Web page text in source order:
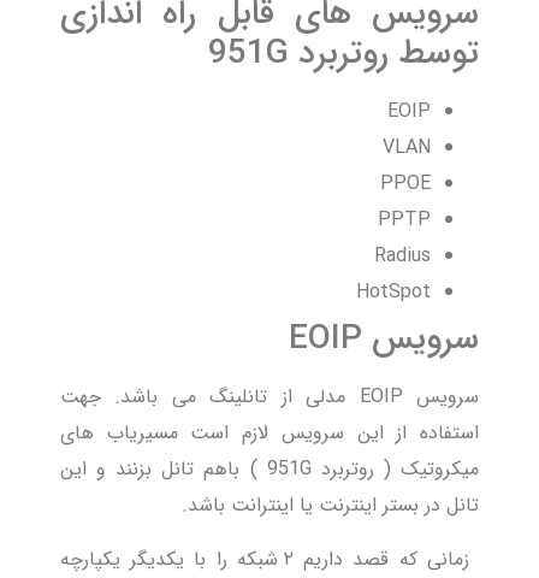
سرویس های قابل راه اندازی
توسط روتربرد 951G
EOIP
VLAN
PPOE
PPTP
Radius
HotSpot
سرویس EOIP
سرویس EOIP مدلی از تانلینگ می باشد. جهت
استفاده از این سرویس لازم است مسیریاب های
میکروتیک ( روتربرد 951G ) باهم تانل بزنند و این
تانل در بستر اینترنت یا اینترانت باشد.
زمانی که قصد داریم ۲ شبکه را با یکدیگر یکپارچه